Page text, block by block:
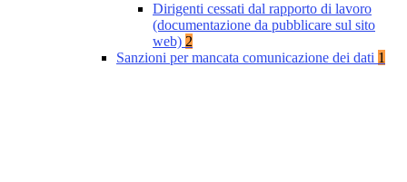
Dirigenti cessati dal rapporto di lavoro
(documentazione da pubblicare sul sito
web) 2
Sanzioni per mancata comunicazione dei dati 1